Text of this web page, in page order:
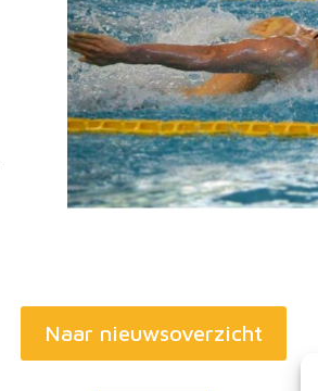
Naar nieuwsoverzicht